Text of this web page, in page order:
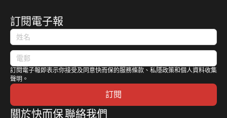
訂閱電子報
訂閱電子報即表示你接受及同意快而保的服務條款、私隱政策和個人資料收集
聲明。
訂閱
關於快而保 聯絡我們